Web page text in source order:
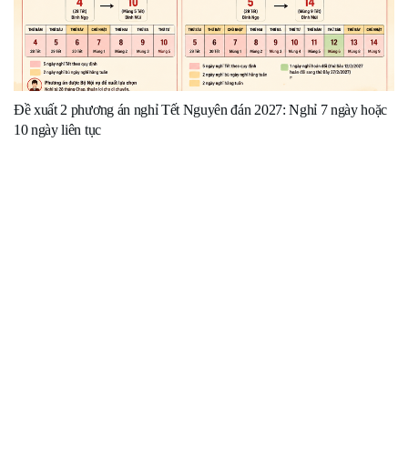
Đề xuất 2 phương án nghỉ Tết Nguyên đán 2027: Nghỉ 7 ngày hoặc
10 ngày liên tục